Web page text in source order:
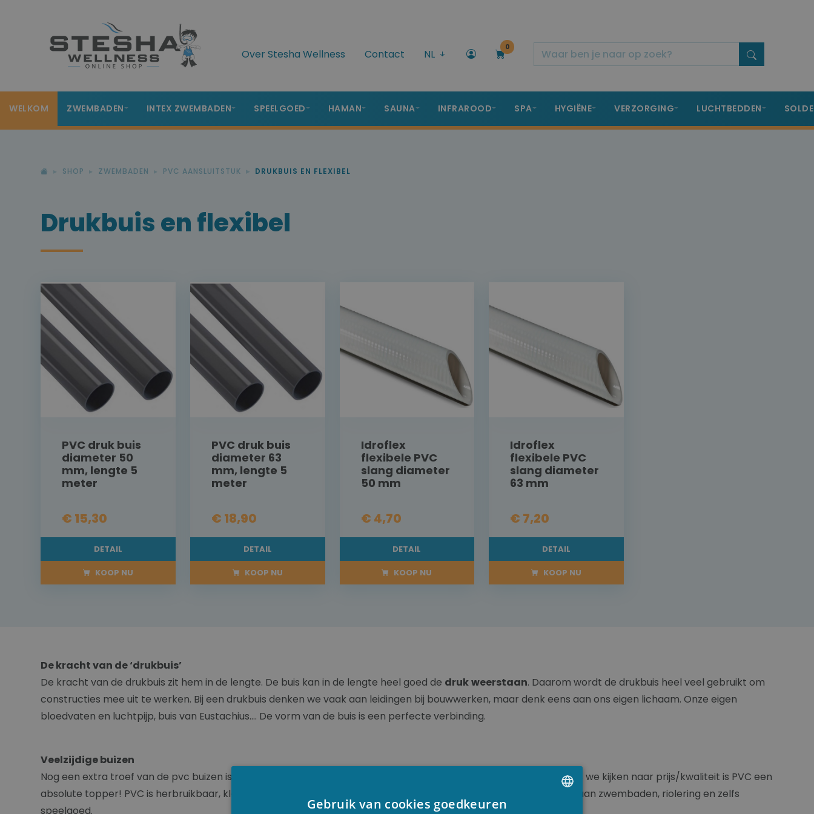
Over Stesha Wellness Contact NL
0
WELKOM ZWEMBADEN INTEX ZWEMBADEN SPEELGOED HAMAN SAUNA INFRAROOD SPA HYGIËNE VERZORGING LUCHTBEDDEN
SHOP ZWEMBADEN PVC AANSLUITSTUK DRUKBUIS EN FLEXIBEL
Drukbuis en flexibel
PVC druk buis
diameter 50
mm, lengte 5
meter
€ 15,30
DETAIL
KOOP NU
PVC druk buis
diameter 63
mm, lengte 5
meter
€ 18,90
DETAIL
KOOP NU
Idroflex
flexibele PVC
slang diameter
50 mm
€ 4,70
DETAIL
KOOP NU
Idroflex
flexibele PVC
slang diameter
63 mm
€ 7,20
DETAIL
KOOP NU
De kracht van de ‘drukbuis’
De kracht van de drukbuis zit hem in de lengte. De buis kan in de lengte heel goed de drukweerstaan. Daarom wordt de drukbuis heel veel gebruikt om
constructies mee uit te werken. Bij een drukbuis denken we vaak aan leidingen bij bouwwerken, maar denk eens aan ons eigen lichaam. Onze eigen
bloedvaten en luchtpijp, buis van Eustachius…. De vorm van de buis is een perfecte verbinding.
Veelzijdige buizen
Nog een extra troef van de pvc buizen is
. PVC buizen kunnen eenvoudig in bochten worden gelegd. Als we kijken naar prijs/kwaliteit is PVC een
absolute topper! PVC is herbruikbaar, kleurbaar en slijtvast. PVC wordt in tal van producties gebruikt, denk maar aan zwembaden, riolering en zelfs
speelgoed.
Gebruik van cookies goedkeuren